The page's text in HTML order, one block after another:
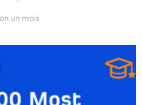
un mois